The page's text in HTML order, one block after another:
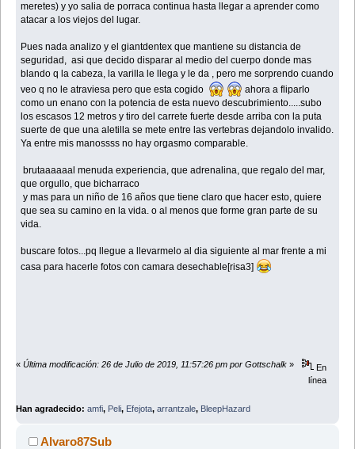
meretes) y yo salia de porraca continua hasta llegar a aprender como
atacar a los viejos del lugar.
Pues nada analizo y el giantdentex que mantiene su distancia de
seguridad, asi que decido disparar al medio del cuerpo donde mas
blando q la cabeza, la varilla le llega y le da , pero me sorprendo cuando
veo q no le atraviesa pero que esta cogido
ahora a fliparlo
como un enano con la potencia de esta nuevo descubrimiento.....subo
los escasos 12 metros y tiro del carrete fuerte desde arriba con la puta
suerte de que una aletilla se mete entre las vertebras dejandolo invalido.
Ya entre mis manossss no hay orgasmo comparable.
brutaaaaaal menuda experiencia, que adrenalina, que regalo del mar,
que orgullo, que bicharraco
y mas para un niño de 16 años que tiene claro que hacer esto, quiere
que sea su camino en la vida. o al menos que forme gran parte de su
vida.
buscare fotos...pq llegue a llevarmelo al dia siguiente al mar frente a mi
casa para hacerle fotos con camara desechable[risa3]
« Última modificación: 26 de Julio de 2019, 11:57:26 pm por Gottschalk »
En
línea
Han agradecido: amfi, Peli, Efejota, arrantzale, BleepHazard
Alvaro87Sub